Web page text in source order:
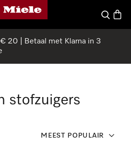
Homepage van Miele
Wat zoek
20 | Betaal met Klarna in 3
stofzuigers
MEEST POPULAIR